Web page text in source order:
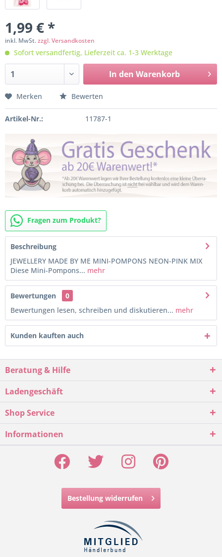
1,99 € *
inkl. MwSt.zzgl. Versandkosten
Sofort versandfertig, Lieferzeit ca. 1-3 Werktage
In den Warenkorb
Merken Bewerten
Artikel-Nr.: 11787-1
Fragen zum Produkt?
Beschreibung
JEWELLERY MADE BY ME MINI-POMPONS NEON-PINK MIX
Diese Mini-Pompons... mehr
Bewertungen
0
Bewertungen lesen, schreiben und diskutieren... mehr
Kunden kauften auch
Beratung & Hilfe
Ladengeschäft
Shop Service
Informationen
Bestellung widerrufen